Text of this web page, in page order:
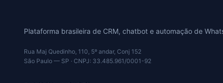
Plataforma brasileira de CRM, chatbot e automação de
Rua Maj Quedinho, 110, 5º andar, Conj 152
São Paulo — SP · CNPJ: 33.485.961/0001-92